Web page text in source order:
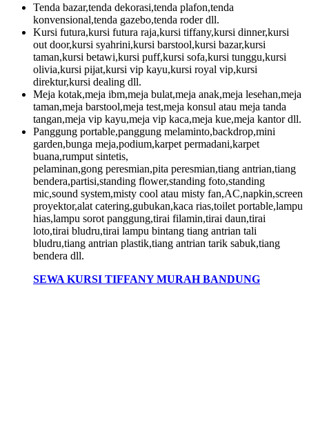
Tenda bazar,tenda dekorasi,tenda plafon,tenda
konvensional,tenda gazebo,tenda roder dll.
Kursi futura,kursi futura raja,kursi tiffany,kursi dinner,kursi
out door,kursi syahrini,kursi barstool,kursi bazar,kursi
taman,kursi betawi,kursi puff,kursi sofa,kursi tunggu,kursi
olivia,kursi pijat,kursi vip kayu,kursi royal vip,kursi
direktur,kursi dealing dll.
Meja kotak,meja ibm,meja bulat,meja anak,meja lesehan,meja
taman,meja barstool,meja test,meja konsul atau meja tanda
tangan,meja vip kayu,meja vip kaca,meja kue,meja kantor dll.
Panggung portable,panggung melaminto,backdrop,mini
garden,bunga meja,podium,karpet permadani,karpet
buana,rumput sintetis,
pelaminan,gong peresmian,pita peresmian,tiang antrian,tiang
bendera,partisi,standing flower,standing foto,standing
mic,sound system,misty cool atau misty fan,AC,napkin,screen
proyektor,alat catering,gubukan,kaca rias,toilet portable,lampu
hias,lampu sorot panggung,tirai filamin,tirai daun,tirai
loto,tirai bludru,tirai lampu bintang tiang antrian tali
bludru,tiang antrian plastik,tiang antrian tarik sabuk,tiang
bendera dll.
SEWA KURSI TIFFANY MURAH BANDUNG